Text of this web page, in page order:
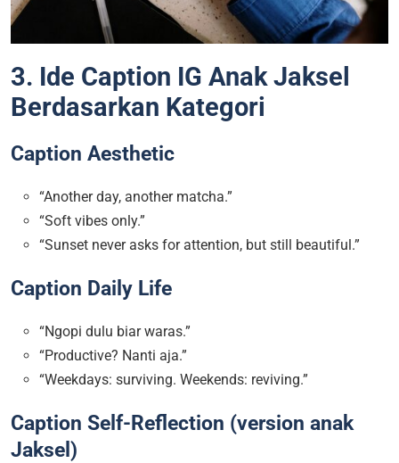
3. Ide Caption IG Anak Jaksel
Berdasarkan Kategori
Caption Aesthetic
“Another day, another matcha.”
“Soft vibes only.”
“Sunset never asks for attention, but still beautiful.”
Caption Daily Life
“Ngopi dulu biar waras.”
“Productive? Nanti aja.”
“Weekdays: surviving. Weekends: reviving.”
Caption Self-Reflection (version anak
Jaksel)